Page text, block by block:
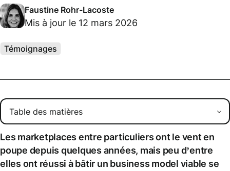
Faustine Rohr-Lacoste
Mis à jour le 12 mars 2026
Témoignages
Les marketplaces entre particuliers ont le vent en
poupe depuis quelques années, mais peu d’entre
elles ont réussi à bâtir un business model viable se